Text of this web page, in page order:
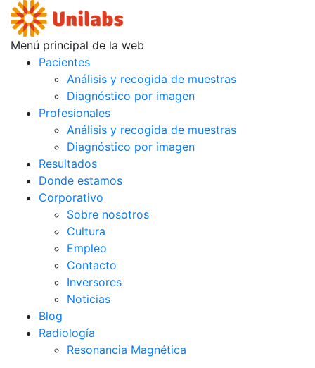
Menú principal de la web
Pacientes
Análisis y recogida de muestras
Diagnóstico por imagen
Profesionales
Análisis y recogida de muestras
Diagnóstico por imagen
Resultados
Donde estamos
Corporativo
Sobre nosotros
Cultura
Empleo
Contacto
Inversores
Noticias
Blog
Radiología
Resonancia Magnética